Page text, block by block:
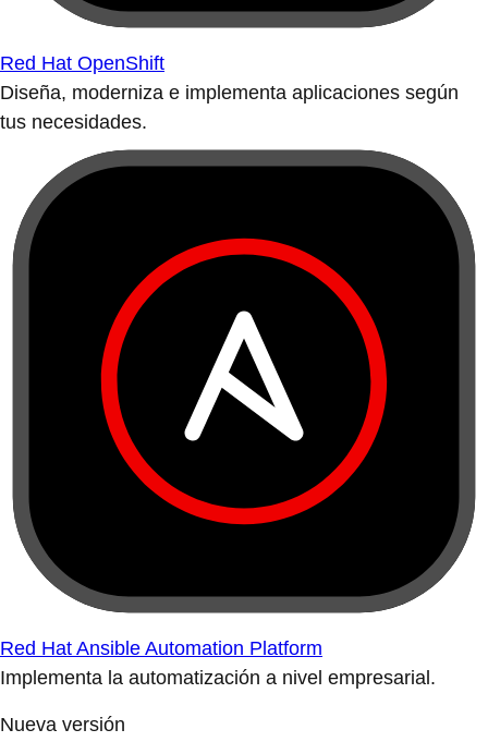
Red Hat OpenShift
Diseña, moderniza e implementa aplicaciones según
tus necesidades.
Red Hat Ansible Automation Platform
Implementa la automatización a nivel empresarial.
Nueva versión